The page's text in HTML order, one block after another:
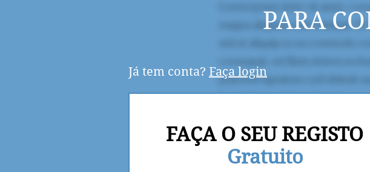
PARA
Já tem conta? Faça login
FAÇA O SEU REGISTO
Gratuito